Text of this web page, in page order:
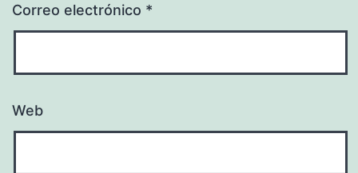
Correo electrónico *
Web